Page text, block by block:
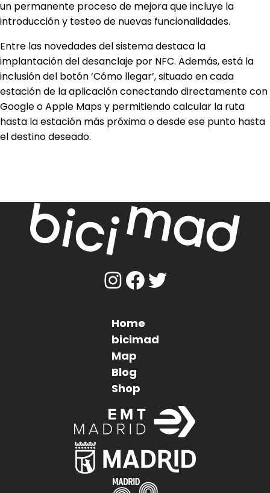
un permanente proceso de mejora que incluye la
introducción y testeo de nuevas funcionalidades.
Entre las novedades del sistema destaca la
implantación del desanclaje por NFC. Además, está la
inclusión del botón ‘Cómo llegar’, situado en cada
estación de la aplicación conectando directamente con
Google o Apple Maps y permitiendo calcular la ruta
hasta la estación más próxima o desde ese punto hasta
el destino deseado.
Imagen
Pie
de
página
Home
bicimad
Map
Blog
Shop
Imagen
Imagen
Imagen